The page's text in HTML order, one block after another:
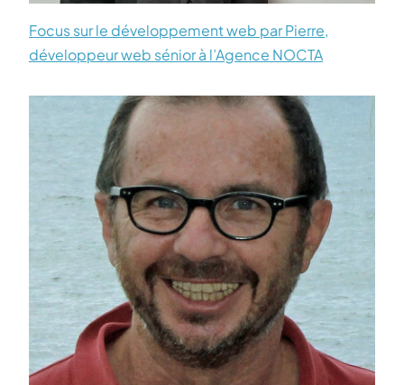
Focus sur le développement web par Pierre,
développeur web sénior à l’Agence NOCTA